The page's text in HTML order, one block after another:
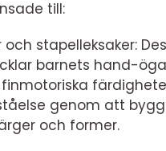
till:
och stapelleksaker:
barnets hand-
genom att
och former.